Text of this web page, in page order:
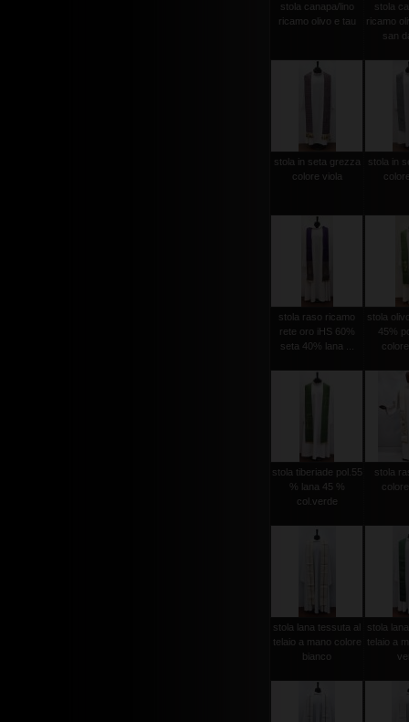
stola canapa/lino
ricamo olivo e tau
stola
ricamo
san
stola in seta grezza
colore viola
stola in
stola raso ricamo
rete oro iHS 60%
seta 40% lana ...
stola
45%
stola tiberiade pol.55
% lana 45 %
col.verde
stola
stola lana tessuta al
telaio a mano colore
bianco
stola
telaio a